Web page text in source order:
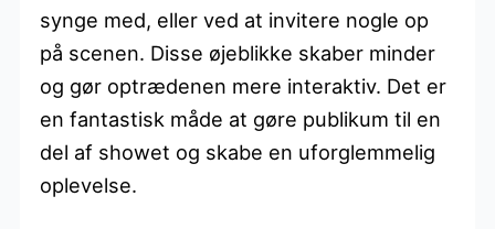
synge med, eller ved at invitere nogle op
på scenen. Disse øjeblikke skaber minder
og gør optrædenen mere interaktiv. Det er
en fantastisk måde at gøre publikum til en
del af showet og skabe en uforglemmelig
oplevelse.